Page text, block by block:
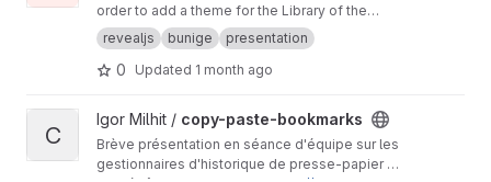
order to add a theme for the Library of the
University of Geneva (bunige branch, see the
README, last section).
revealjs bunige presentation
0 Updated 1 month ago
View copy-paste-bookmarks project
C
Igor Milhit / copy-paste-bookmarks
Brève présentation en séance d'équipe sur les
gestionnaires d'historique de presse-papier et